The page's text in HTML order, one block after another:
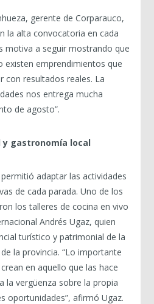
gerente de Corparauco,
la alta convocatoria en cada
motiva a seguir mostrando que
existen emprendimientos que
con resultados reales. La
nos entrega mucha
de agosto”.
y gastronomía local
adaptar las actividades
de cada parada. Uno de los
los talleres de cocina en vivo
Andrés Ugaz, quien
turístico y patrimonial de la
la provincia. “Lo importante
en aquello que las hace
la vergüenza sobre la propia
oportunidades”, afirmó Ugaz.